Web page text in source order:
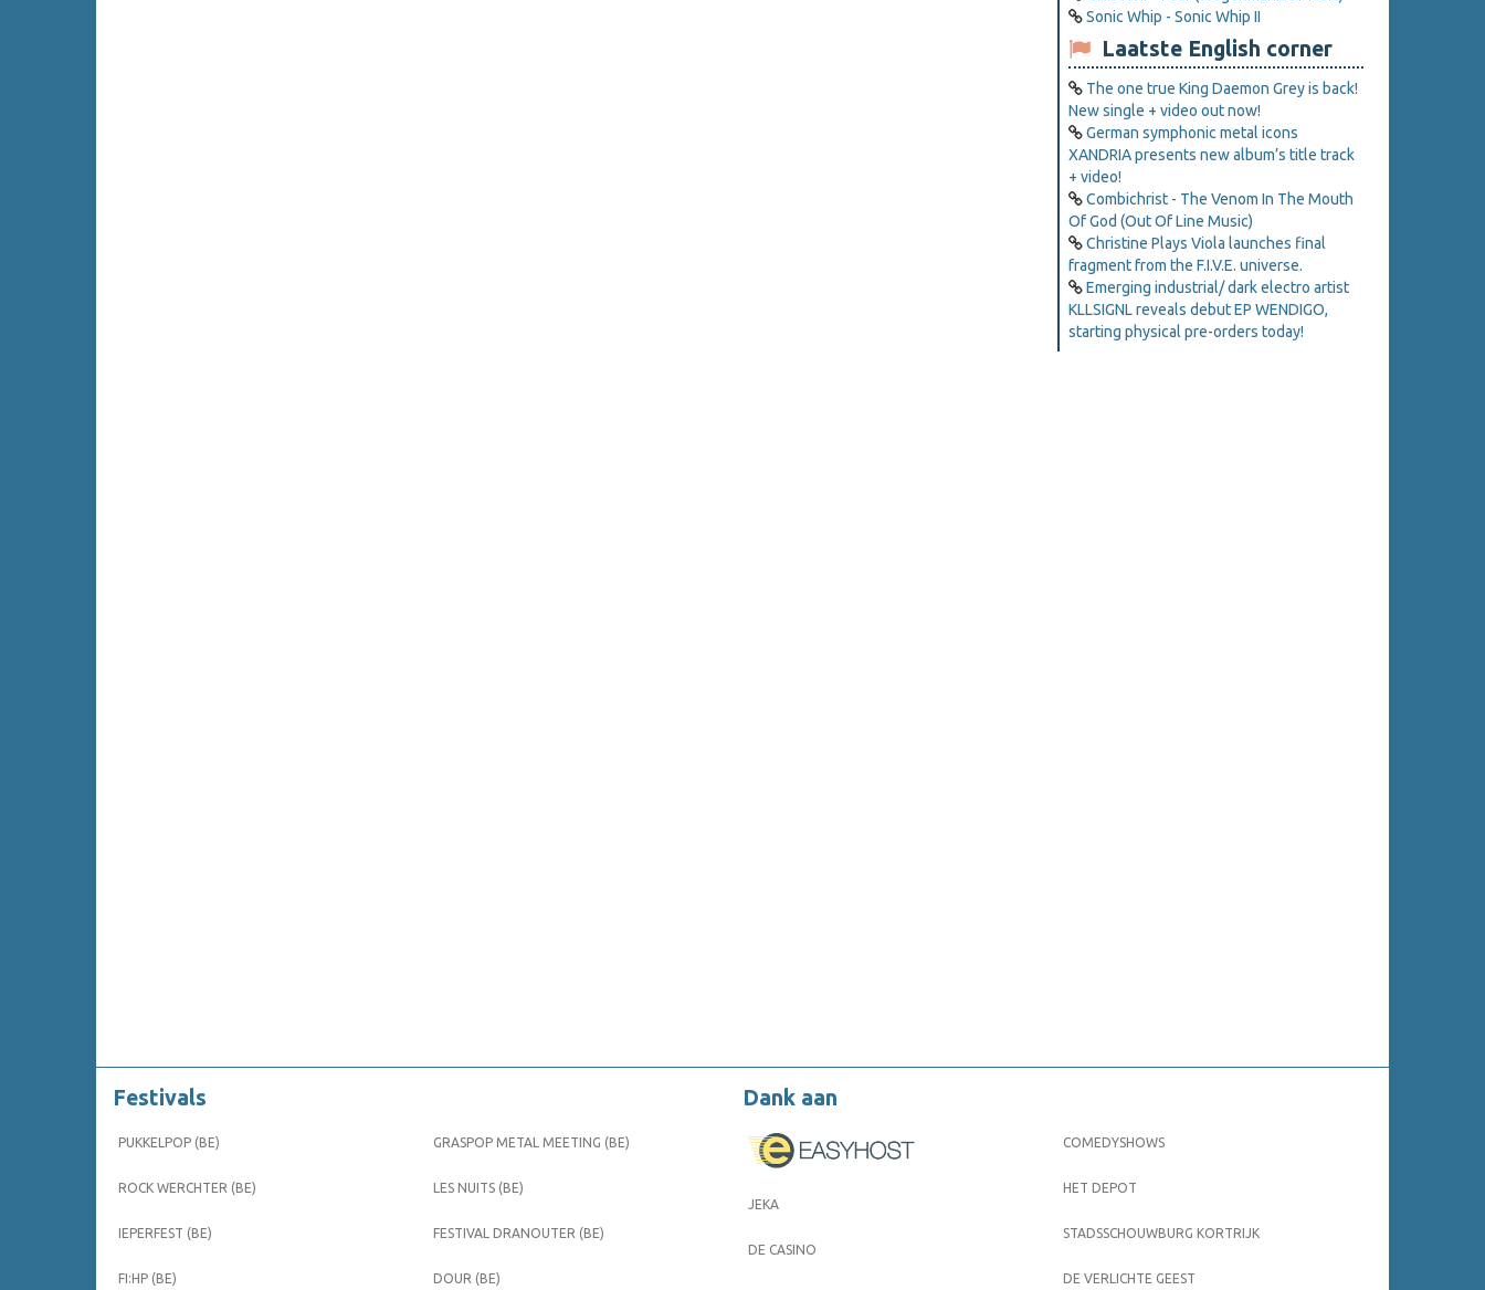
Sonic Whip - Sonic Whip II
Laatste English corner
The one true King Daemon Grey is back!
New single + video out now!
German symphonic metal icons
XANDRIA presents new album’s title track
+ video!
Combichrist - The Venom In The Mouth
Of God (Out Of Line Music)
Christine Plays Viola launches final
fragment from the F.I.V.E. universe.
Emerging industrial/ dark electro artist
KLLSIGNL reveals debut EP WENDIGO,
starting physical pre-orders today!
Festivals
PUKKELPOP (BE)
ROCK WERCHTER (BE)
IEPERFEST (BE)
FI:HP (BE)
GRASPOP METAL MEETING (BE)
LES NUITS (BE)
FESTIVAL DRANOUTER (BE)
DOUR (BE)
Dank aan
JEKA
DE CASINO
COMEDYSHOWS
HET DEPOT
STADSSCHOUWBURG KORTRIJK
DE VERLICHTE GEEST